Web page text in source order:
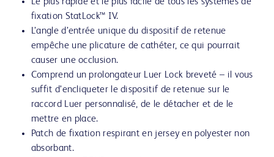
fixation StatLock™ IV.
L’angle d’entrée unique du dispositif de retenue
empêche une plicature de cathéter, ce qui pourrait
causer une occlusion.
Comprend un prolongateur Luer Lock breveté – il vous
suffit d’encliqueter le dispositif de retenue sur le
raccord Luer personnalisé, de le détacher et de le
mettre en place.
Patch de fixation respirant en jersey en polyester non
absorbant.